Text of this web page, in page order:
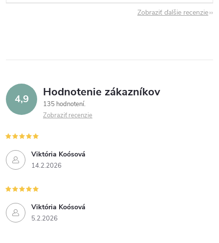
Zobraziť ďalšie recenzie
4,9 Hodnotenie zákazníkov
135 hodnotení
Zobraziť recenzie
Viktória Koósová
14.2.2026
Viktória Koósová
5.2.2026